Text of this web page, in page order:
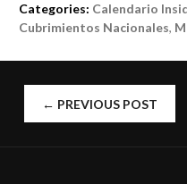
Categories: Calendario
Cubrimientos Nacionales,
POST
← PREVIOUS POST